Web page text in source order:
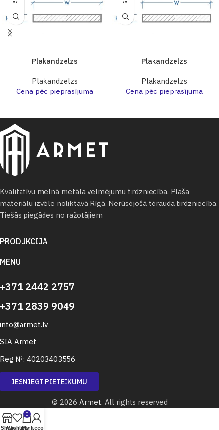
Plakandzelzs
Plakandzelzs
Cena pēc pieprasījuma
Plakandzelzs
Plakandzelzs
Cena pēc pieprasījuma
Kvalitatīvu melnā metāla velmējumu tirdzniecība. Plaša
materiālu izvēle noliktavā Rīgā. Nerūsējošā tērauda tirdzniecība.
Tiešās piegādes no ražotājiem
PRODUKCIJA
MENU
+371 2442 2757
+371 2839 9049
info@armet.lv
SIA Armet
Reg №: 40203403556
IESNIEGT PIETEIKUMU
© 2026 Armet. All rights reserved
ShopWishlist
0
Cart
My account